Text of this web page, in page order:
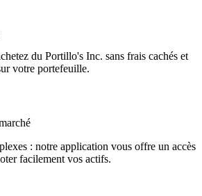
du Portillo's Inc. sans frais cachés et
votre portefeuille.
: notre application vous offre un accès
facilement vos actifs.